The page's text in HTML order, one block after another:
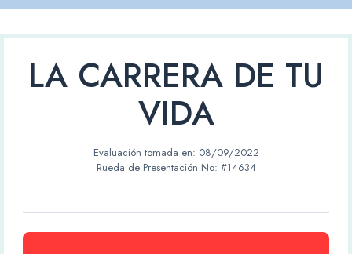
LA CARRERA DE TU
VIDA
Evaluación tomada en: 08/09/2022
Rueda de Presentación No: #14634